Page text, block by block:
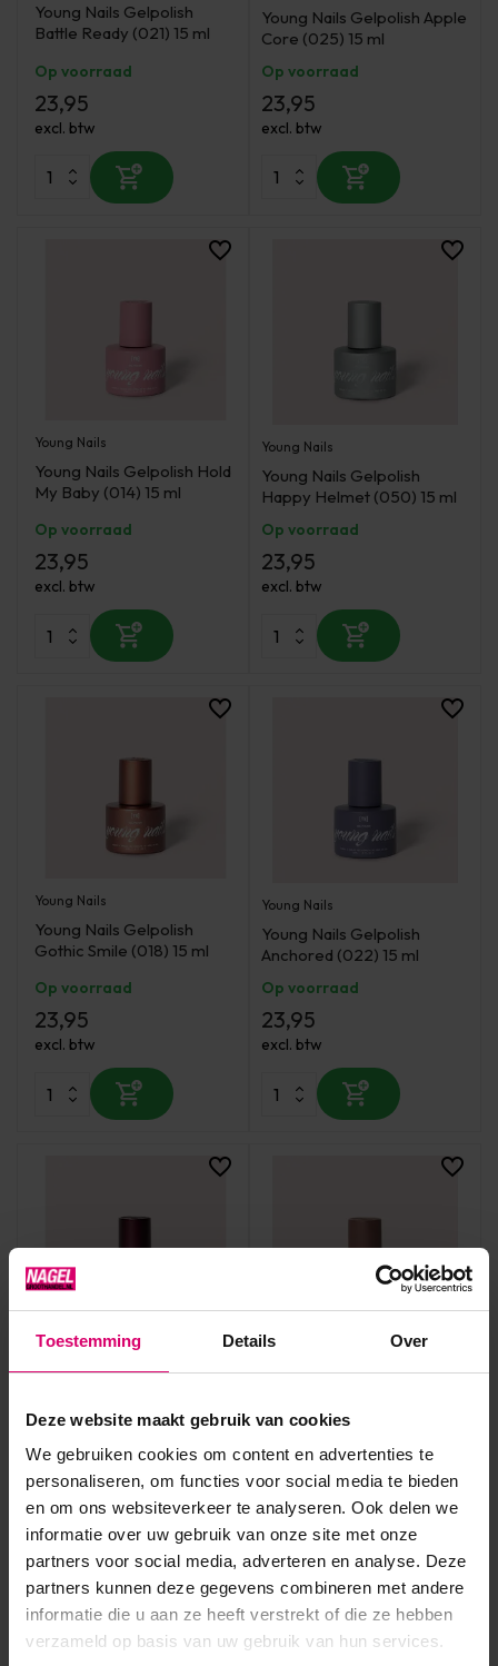
Toestemming Details Over
Deze website maakt gebruik van cookies
We gebruiken cookies om content en advertenties te
personaliseren, om functies voor social media te bieden
en om ons websiteverkeer te analyseren. Ook delen we
informatie over uw gebruik van onze site met onze
partners voor social media, adverteren en analyse. Deze
partners kunnen deze gegevens combineren met andere
informatie die u aan ze heeft verstrekt of die ze hebben
verzameld op basis van uw gebruik van hun services.
Young Nails Gelpolish
Battle Ready (021) 15 ml
Op voorraad
23,95
excl. btw
Young Nails Gelpolish Apple
Core (025) 15 ml
Op voorraad
23,95
excl. btw
Young Nails
Young Nails Gelpolish Hold
My Baby (014) 15 ml
Op voorraad
23,95
excl. btw
Young Nails
Young Nails Gelpolish
Happy Helmet (050) 15 ml
Op voorraad
23,95
excl. btw
Young Nails
Young Nails Gelpolish
Gothic Smile (018) 15 ml
Op voorraad
23,95
excl. btw
Young Nails
Young Nails Gelpolish
Anchored (022) 15 ml
Op voorraad
23,95
excl. btw
Heap (048) 15 ml
Op voorraad
23,95
excl. btw
and Boogie (003) 15 ml
Op voorraad
23,95
excl. btw